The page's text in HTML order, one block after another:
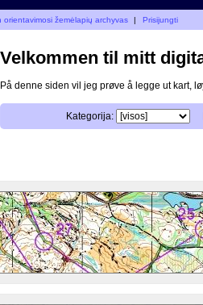
žemėlapių archyvas | Prisijungti
Velkommen til mitt
På denne siden vil jeg prøve å legge ut kart,
Kategorija: